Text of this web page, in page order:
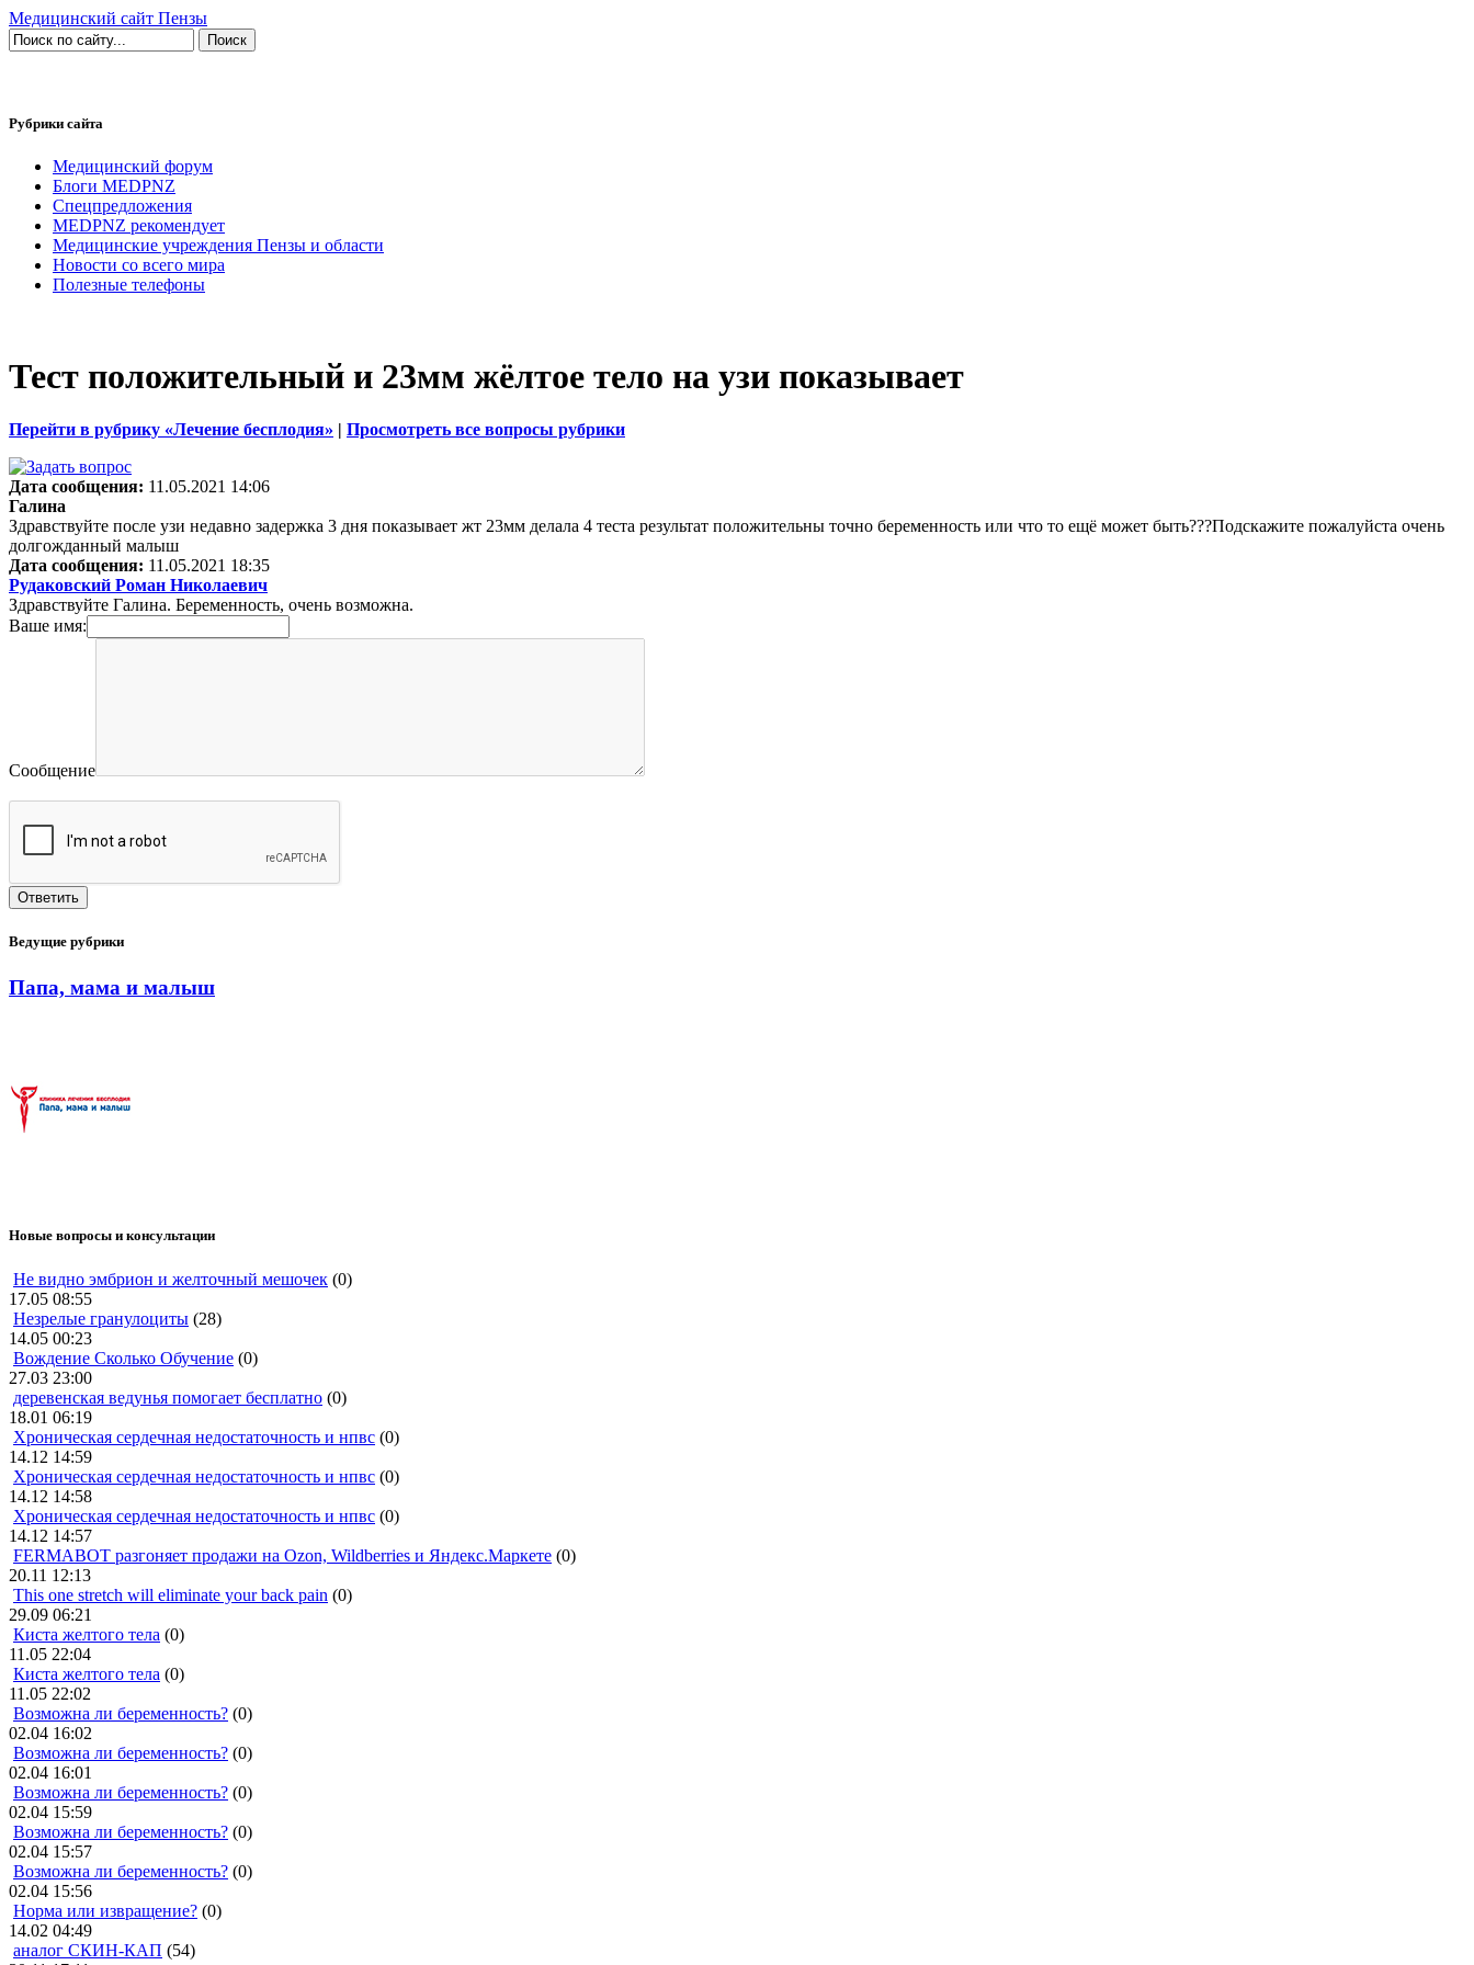
Медицинский сайт Пензы
Рубрики сайта
Медицинский форум
Блоги MEDPNZ
Спецпредложения
MEDPNZ рекомендует
Медицинские учреждения Пензы и области
Новости со всего мира
Полезные телефоны
Тест положительный и 23мм жёлтое тело на узи показывает
Перейти в рубрику «Лечение бесплодия» | Просмотреть все вопросы рубрики
Дата сообщения: 11.05.2021 14:06
Галина
Здравствуйте после узи недавно задержка 3 дня показывает жт 23мм делала 4 теста результат положительны точно беременность или что то ещё может быть???Подскажите пожалуйста очень
долгожданный малыш
Дата сообщения: 11.05.2021 18:35
Рудаковский Роман Николаевич
Здравствуйте Галина. Беременность, очень возможна.
Ваше имя:
Сообщение
Ведущие рубрики
Папа, мама и малыш
Новые вопросы и консультации
Не видно эмбрион и желточный мешочек (0)
17.05 08:55
Незрелые гранулоциты (28)
14.05 00:23
Вождение Сколько Обучение (0)
27.03 23:00
деревенская ведунья помогает бесплатно (0)
18.01 06:19
Хроническая сердечная недостаточность и нпвс (0)
14.12 14:59
Хроническая сердечная недостаточность и нпвс (0)
14.12 14:58
Хроническая сердечная недостаточность и нпвс (0)
14.12 14:57
FERMABOT разгоняет продажи на Ozon, Wildberries и Яндекс.Маркете (0)
20.11 12:13
This one stretch will eliminate your back pain (0)
29.09 06:21
Киста желтого тела (0)
11.05 22:04
Киста желтого тела (0)
11.05 22:02
Возможна ли беременность? (0)
02.04 16:02
Возможна ли беременность? (0)
02.04 16:01
Возможна ли беременность? (0)
02.04 15:59
Возможна ли беременность? (0)
02.04 15:57
Возможна ли беременность? (0)
02.04 15:56
Норма или извращение? (0)
14.02 04:49
аналог СКИН-КАП (54)